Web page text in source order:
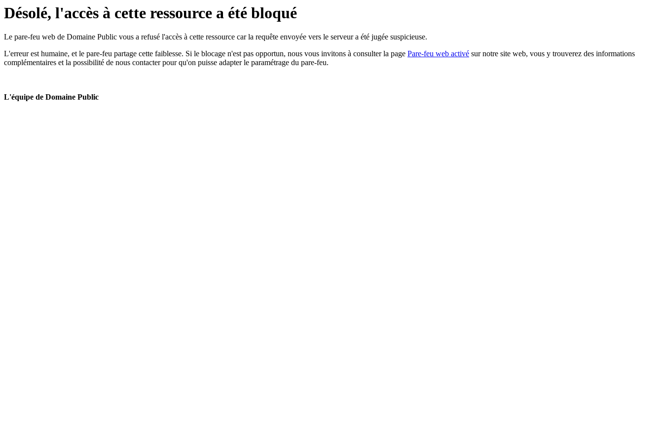
Désolé, l'accès à cette ressource a été bloqué
Le pare-feu web de Domaine Public vous a refusé l'accès à cette ressource car la requête envoyée vers le serveur a été jugée suspicieuse.
L'erreur est humaine, et le pare-feu partage cette faiblesse. Si le blocage n'est pas opportun, nous vous invitons à consulter la page Pare-feu web activé sur notre site web, vous y trouverez des informations
complémentaires et la possibilité de nous contacter pour qu'on puisse adapter le paramétrage du pare-feu.
L'équipe de Domaine Public